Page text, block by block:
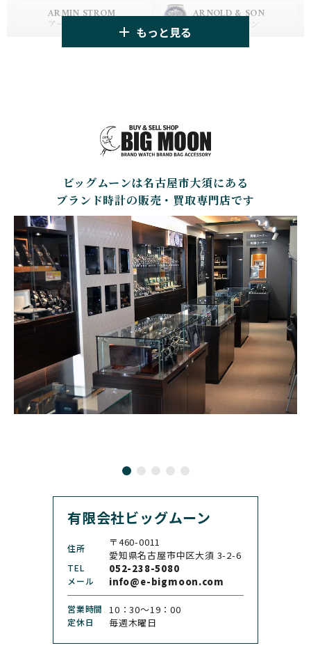
HUBLOT
ウブロ
ZENITH
BELL＆ROSS SINN
ジン
CARTIER
カルティエ
CHANEL
シャネル
CHOPARD
ショパール
SEIKO
セイコー
GLASHUTTE ORIGINA
L
グラスヒュッテ・オリジ
ナル
CHRONOSWISS
クロノスイス
ALAIN SILBERSTEIN
アラン・シルベスタイン
CITIZEN
シチズン
ARMIN STROM
アーミン・シュトローム
ARNOLD & SON
アーノルド&サン
BAMFORD LONDON
バンフォード・ロンドン
BAUME&MERCIER
ボーム＆メルシエ
BEAUBLEU
ボーブルー
BELL＆ROSS
ベル＆ロス
BLANCPAIN
ブランパン
BOLDR Supply Compan
y
ボルダー・サプライ・カ
ンパニー
BOVET
ボヴェ
BREGUET
ブレゲ
BREITLING
ブライトリング
BRUNO SOHNLE Glash
utte
ブルーノ・ゾンレー・ グ
ラスヒュッテ
BULOVA
ブローバ
BVLGARI
ブルガリ
CHANEL
シャネル
CHOPARD
ショパール
CHRISTOPHER WARD
クリストファー・ウォー
CHRONO TOKYO
CHRONOSWISS
クロノスイス
CUERVOY SOBRINOS CVSTOS
もっと見る
ビッグムーンは名古屋市大須にある
ブランド時計の販売・買取専門店です
有限会社ビッグムーン
住所
〒460-0011
愛知県名古屋市中区大須 3-2-6
TEL 052-238-5080
メール info@e-bigmoon.com
営業時間 10：30〜19：00
定休日 毎週木曜日